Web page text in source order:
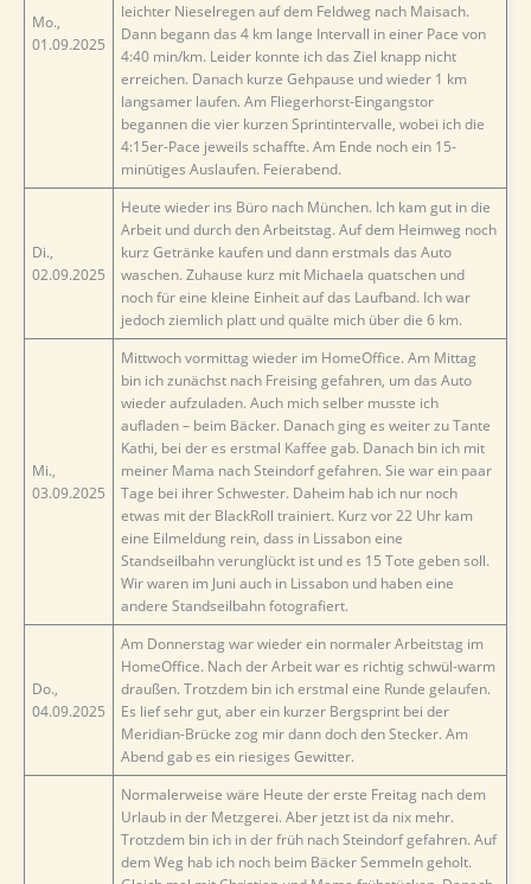
Mo.,
01.09.2025
leichter Nieselregen auf dem Feldweg nach Maisach.
Dann begann das 4 km lange Intervall in einer Pace von
4:40 min/km. Leider konnte ich das Ziel knapp nicht
erreichen. Danach kurze Gehpause und wieder 1 km
langsamer laufen. Am Fliegerhorst-Eingangstor
begannen die vier kurzen Sprintintervalle, wobei ich die
4:15er-Pace jeweils schaffte. Am Ende noch ein 15-
minütiges Auslaufen. Feierabend.
Di.,
02.09.2025
Heute wieder ins Büro nach München. Ich kam gut in die
Arbeit und durch den Arbeitstag. Auf dem Heimweg noch
kurz Getränke kaufen und dann erstmals das Auto
waschen. Zuhause kurz mit Michaela quatschen und
noch für eine kleine Einheit auf das Laufband. Ich war
jedoch ziemlich platt und quälte mich über die 6 km.
Mi.,
03.09.2025
Mittwoch vormittag wieder im HomeOffice. Am Mittag
bin ich zunächst nach Freising gefahren, um das Auto
wieder aufzuladen. Auch mich selber musste ich
aufladen – beim Bäcker. Danach ging es weiter zu Tante
Kathi, bei der es erstmal Kaffee gab. Danach bin ich mit
meiner Mama nach Steindorf gefahren. Sie war ein paar
Tage bei ihrer Schwester. Daheim hab ich nur noch
etwas mit der BlackRoll trainiert. Kurz vor 22 Uhr kam
eine Eilmeldung rein, dass in Lissabon eine
Standseilbahn verunglückt ist und es 15 Tote geben soll.
Wir waren im Juni auch in Lissabon und haben eine
andere Standseilbahn fotografiert.
Do.,
04.09.2025
Am Donnerstag war wieder ein normaler Arbeitstag im
HomeOffice. Nach der Arbeit war es richtig schwül-warm
draußen. Trotzdem bin ich erstmal eine Runde gelaufen.
Es lief sehr gut, aber ein kurzer Bergsprint bei der
Meridian-Brücke zog mir dann doch den Stecker. Am
Abend gab es ein riesiges Gewitter.
Normalerweise wäre Heute der erste Freitag nach dem
Urlaub in der Metzgerei. Aber jetzt ist da nix mehr.
Trotzdem bin ich in der früh nach Steindorf gefahren. Auf
dem Weg hab ich noch beim Bäcker Semmeln geholt.